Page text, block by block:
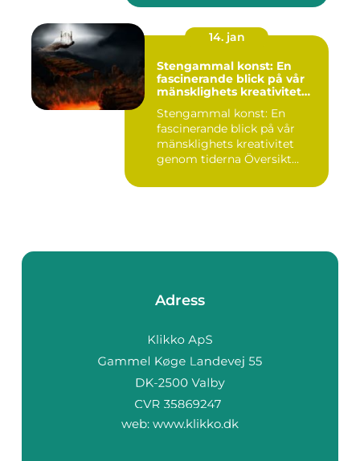
14. jan
Stengammal konst: En
fascinerande blick på vår
mänsklighets kreativitet
Stengammal konst: En
fascinerande blick på vår
mänsklighets kreativitet
genom tiderna Översikt
Adress
web: www.klikko.dk